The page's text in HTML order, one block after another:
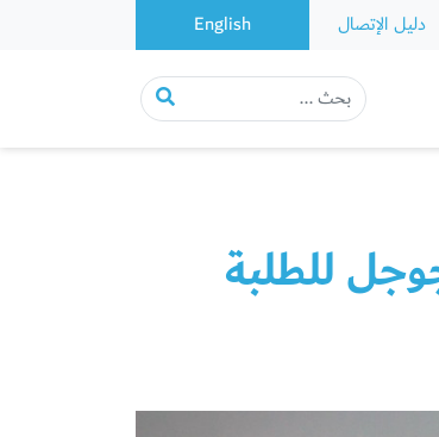
دليل الإتصال English
للطلبة